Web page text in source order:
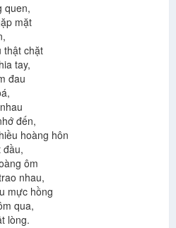
quen,
mặt
thật chặt
tay,
đau
đến,
hoàng hôn
đầu,
ôm
nhau,
mực hồng
qua,
lòng.